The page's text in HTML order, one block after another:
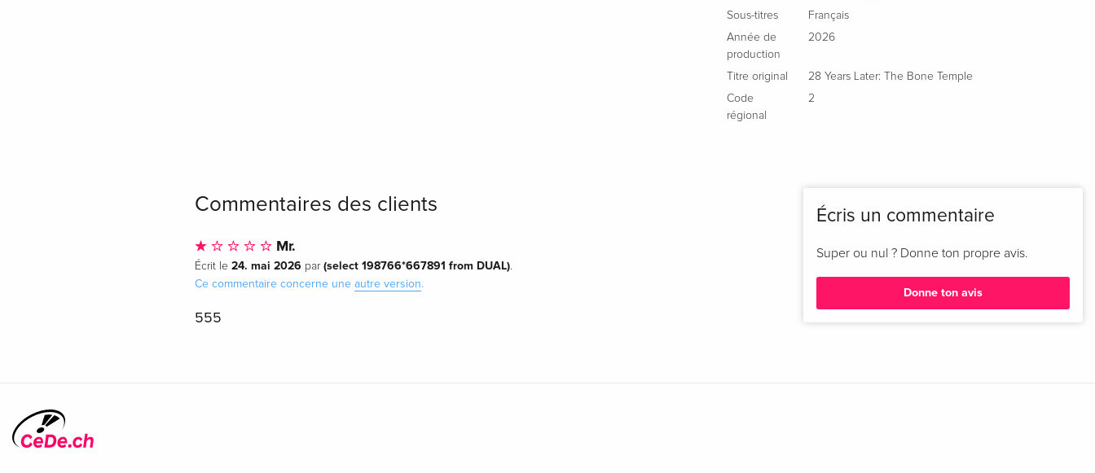
Sous-titres
Français
Année de
production
2026
Titre original
28 Years Later: The Bone Temple
Code
régional
2
Commentaires des clients
Mr.
Écrit le 24. mai 2026 par (select 198766*667891 from DUAL).
Ce commentaire concerne une autre version.
555
Écris un commentaire
Super ou nul ? Donne ton propre avis.
Donne ton avis